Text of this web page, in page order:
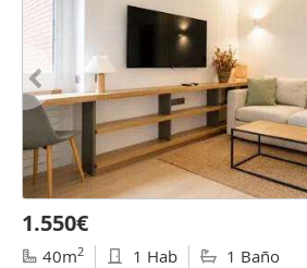
1.550€
40m2 1 Hab 1 Baño